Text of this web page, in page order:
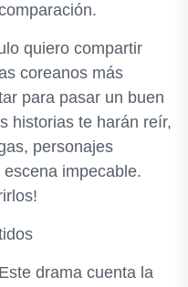
quiero compartir
coreanos más
para pasar un buen
historias te harán reír,
personajes
impecable.
drama cuenta la